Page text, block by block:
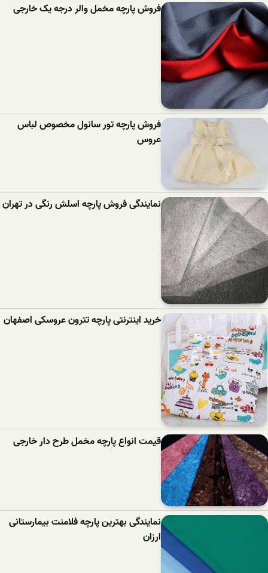
فروش پارچه مخمل والر درجه یک خارجی
فروش پارچه تور سانول مخصوص لباس
عروس
نمایندگی فروش پارچه اسلش رنگی در تهران
خرید اینترنتی پارچه تترون عروسکی اصفهان
قیمت انواع پارچه مخمل طرح دار خارجی
نمایندگی بهترین پارچه فلامنت بیمارستانی
ارزان